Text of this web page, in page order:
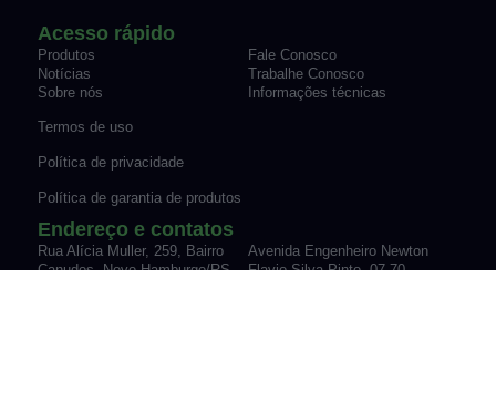
Acesso rápido
Produtos
Fale Conosco
Notícias
Trabalhe Conosco
Sobre nós
Informações técnicas
Termos de uso
Política de privacidade
Política de garantia de produtos
Endereço e contatos
Rua Alícia Muller, 259, Bairro
Canudos Novo Hamburgo/RS
Avenida Engenheiro Newton
Flavio Silva Pinto, 07-70,